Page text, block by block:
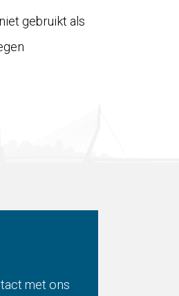
gebruikt als
met ons